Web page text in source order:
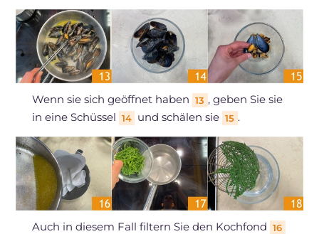
Wenn sie sich geöffnet haben 13 , geben Sie sie
in eine Schüssel 14 und schälen sie 15 .
Auch in diesem Fall filtern Sie den Kochfond 16